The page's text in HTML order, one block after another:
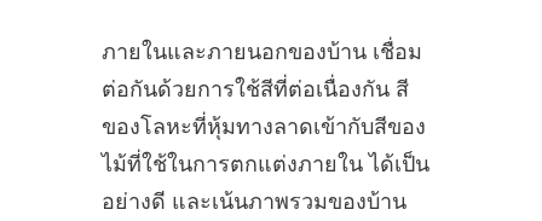
ภายในและภายนอกของบ้าน เชื่อม
ต่อกันด้วยการใช้สีที่ต่อเนื่องกัน สี
ของโลหะที่หุ้มทางลาดเข้ากับสีของ
ไม้ที่ใช้ในการตกแต่งภายใน ได้เป็น
อย่างดี และเน้นภาพรวมของบ้าน